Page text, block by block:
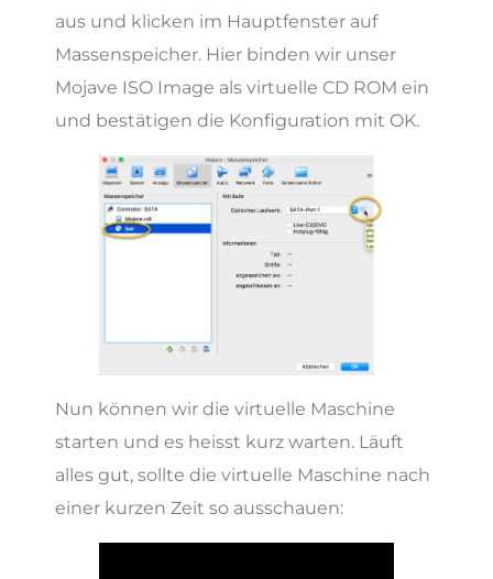
aus und klicken im Hauptfenster auf
Massenspeicher. Hier binden wir unser
Mojave ISO Image als virtuelle CD ROM ein
und bestätigen die Konfiguration mit OK.
Nun können wir die virtuelle Maschine
starten und es heisst kurz warten. Läuft
alles gut, sollte die virtuelle Maschine nach
einer kurzen Zeit so ausschauen: